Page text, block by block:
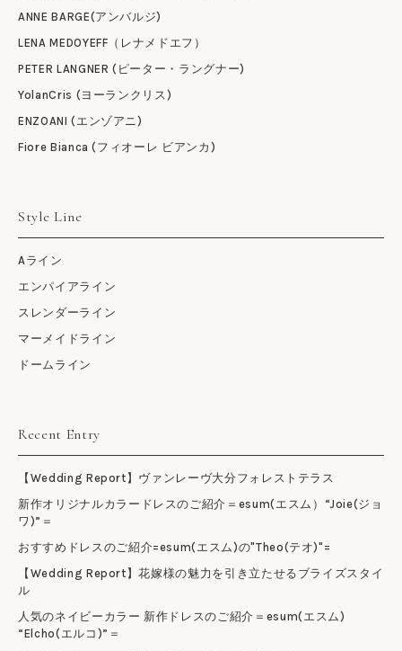
ANNE BARGE(アンバルジ)
LENA MEDOYEFF（レナメドエフ）
PETER LANGNER (ピーター・ラングナー)
YolanCris (ヨーランクリス)
ENZOANI (エンゾアニ)
Fiore Bianca (フィオーレ ビアンカ)
Style Line
Aライン
エンパイアライン
スレンダーライン
マーメイドライン
ドームライン
Recent Entry
【Wedding Report】ヴァンレーヴ大分フォレストテラス
新作オリジナルカラードレスのご紹介＝esum(エスム）“Joie(ジョ
ワ)”＝
おすすめドレスのご紹介=esum(エスム)の"Theo(テオ)"=
【Wedding Report】花嫁様の魅力を引き立たせるブライズスタイ
ル
人気のネイビーカラー 新作ドレスのご紹介＝esum(エスム)
“Elcho(エルコ)”＝